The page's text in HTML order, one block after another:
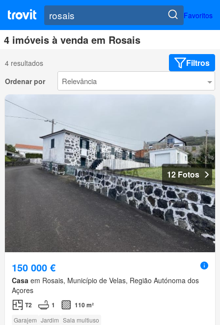
Favoritos
4 imóveis à venda em Rosais
4 resultados Filtros
Ordenar por
12 Fotos
150 000 €
Casa em Rosais, Município de Velas, Região Autónoma dos
Açores
T2 1 110 m²
Garajem Jardim Sala multiuso